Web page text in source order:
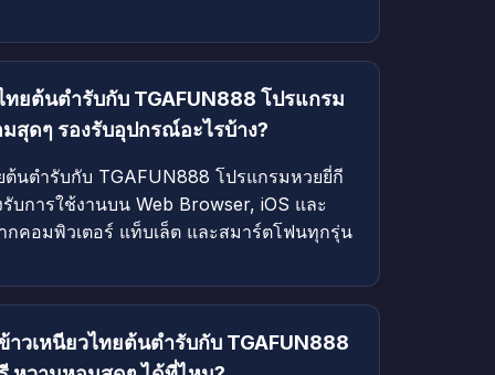
ทยต้นตำรับกับ TGAFUN888 โปรแกรม
สุดๆ รองรับอุปกรณ์อะไรบ้าง?
ต้นตำรับกับ TGAFUN888 โปรแกรมหวยยี่กี
การใช้งานบน Web Browser, iOS และ
กคอมพิวเตอร์ แท็บเล็ต และสมาร์ตโฟนทุกรุ่น
าวเหนียวไทยต้นตำรับกับ TGAFUN888